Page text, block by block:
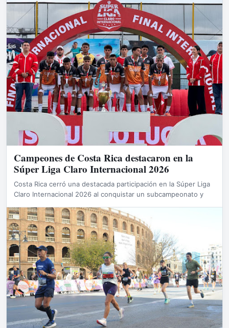
Campeones de Costa Rica destacaron en la
Súper Liga Claro Internacional 2026
Costa Rica cerró una destacada participación en la Súper Liga
Claro Internacional 2026 al conquistar un subcampeonato y